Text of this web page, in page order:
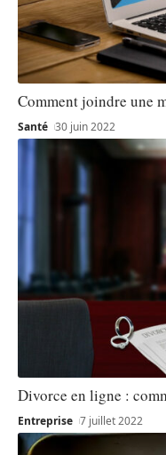
Comment joindre une
Santé 30 juin 2022
Divorce en ligne :
Entreprise 7 juillet 2022